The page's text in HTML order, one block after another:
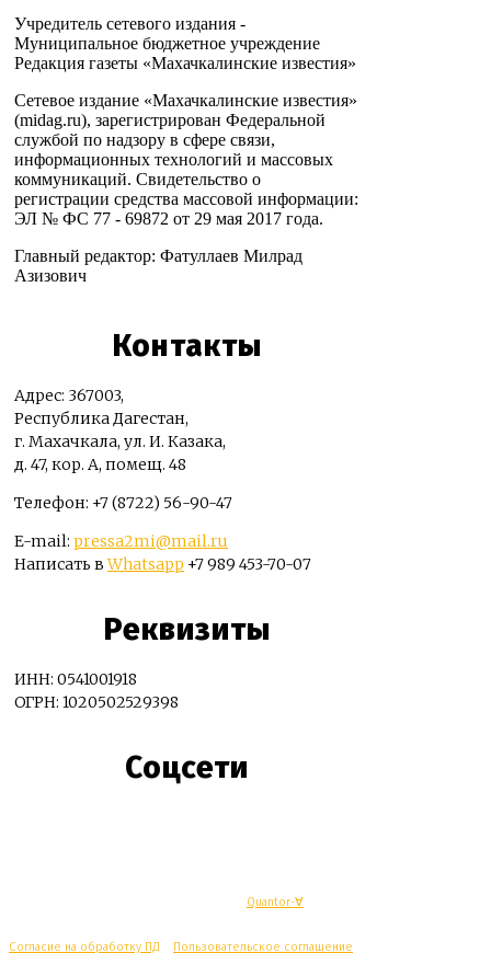
Учредитель сетевого издания -
Муниципальное бюджетное учреждение
Редакция газеты «Махачкалинские известия»
Сетевое издание «Махачкалинские известия»
(midag.ru), зарегистрирован Федеральной
службой по надзору в сфере связи,
информационных технологий и массовых
коммуникаций. Свидетельство о
регистрации средства массовой информации:
ЭЛ № ФС 77 - 69872 от 29 мая 2017 года.
Главный редактор: Фатуллаев Милрад
Азизович
Контакты
Адрес: 367003,
Республика Дагестан,
г. Махачкала, ул. И. Казака,
д. 47, кор. А, помещ. 48
Телефон: +7 (8722) 56-90-47
E-mail: pressa2mi@mail.ru
Написать вWhatsapp +7 989 453-70-07
Реквизиты
ИНН: 0541001918
ОГРН: 1020502529398
Соцсети
Quantor-∀
Согласие на обработку ПД Пользовательское соглашение